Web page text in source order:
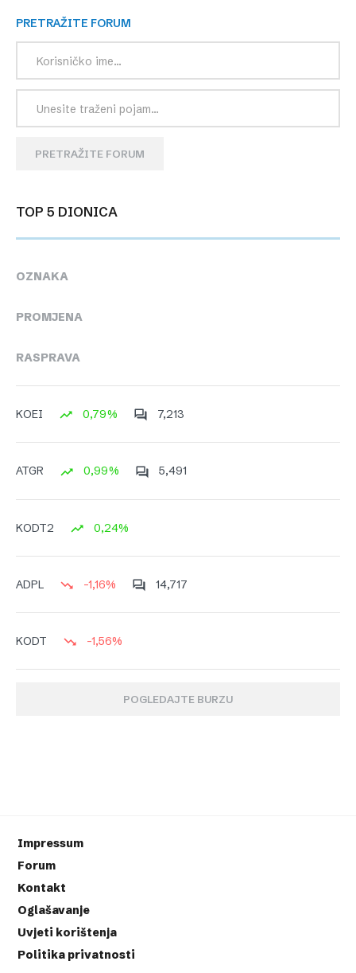
PRETRAŽITE FORUM
PRETRAŽITE FORUM
TOP 5 DIONICA
OZNAKA
PROMJENA
RASPRAVA
KOEI 0,79% 7,213
ATGR 0,99% 5,491
KODT2 0,24%
ADPL -1,16% 14,717
KODT -1,56%
POGLEDAJTE BURZU
Impressum
Forum
Kontakt
Oglašavanje
Uvjeti korištenja
Politika privatnosti